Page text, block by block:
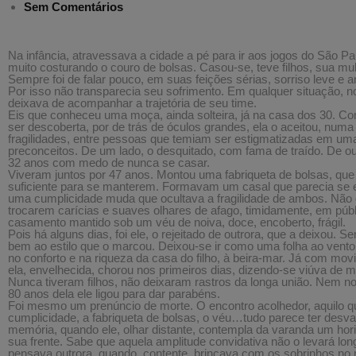
Sem Comentários
Na infância, atravessava a cidade a pé para ir aos jogos do São
muito costurando o couro de bolsas. Casou-se, teve filhos, sua
Sempre foi de falar pouco, em suas feições sérias, sorriso leve e
Por isso não transparecia seu sofrimento. Em qualquer situação,
deixava de acompanhar a trajetória de seu time.
Eis que conheceu uma moça, ainda solteira, já na casa dos 30.
ser descoberta, por de trás de óculos grandes, ela o aceitou,
fragilidades, entre pessoas que temiam ser estigmatizadas em
preconceitos. De um lado, o desquitado, com fama de traído. De
32 anos com medo de nunca se casar.
Viveram juntos por 47 anos. Montou uma fabriqueta de bolsas,
suficiente para se manterem. Formavam um casal que parecia se
uma cumplicidade muda que ocultava a fragilidade de ambos. Não
trocarem carícias e suaves olhares de afago, timidamente, em
casamento mantido sob um véu de noiva, doce, encoberto, frágil.
Pois há alguns dias, foi ele, o rejeitado de outrora, que a deixou.
bem ao estilo que o marcou. Deixou-se ir como uma folha ao
no conforto e na riqueza da casa do filho, à beira-mar. Já com
ela, envelhecida, chorou nos primeiros dias, dizendo-se viúva de
Nunca tiveram filhos, não deixaram rastros da longa união. Nem
80 anos dela ele ligou para dar parabéns.
Foi mesmo um prenúncio de morte. O encontro acolhedor, aquilo
cumplicidade, a fabriqueta de bolsas, o véu…tudo parece ter
memória, quando ele, olhar distante, contempla da varanda um
sua frente. Sabe que aquela amplitude convidativa não o levará
pensava outrora, quando, contente, brincava com os sobrinhos no